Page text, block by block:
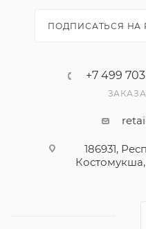
ПОДПИСАТЬСЯ НА
+7 499
186931,
Костомукша,